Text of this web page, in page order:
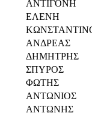
ΑΝΤΙΓΟΝΗ
ΕΛΕΝΗ
ΑΝΔΡΕΑΣ
ΔΗΜΗΤΡΗΣ
ΣΠΥΡΟΣ
ΦΩΤΗΣ
ΑΝΤΩΝΙΟΣ
ΑΝΤΩΝΗΣ